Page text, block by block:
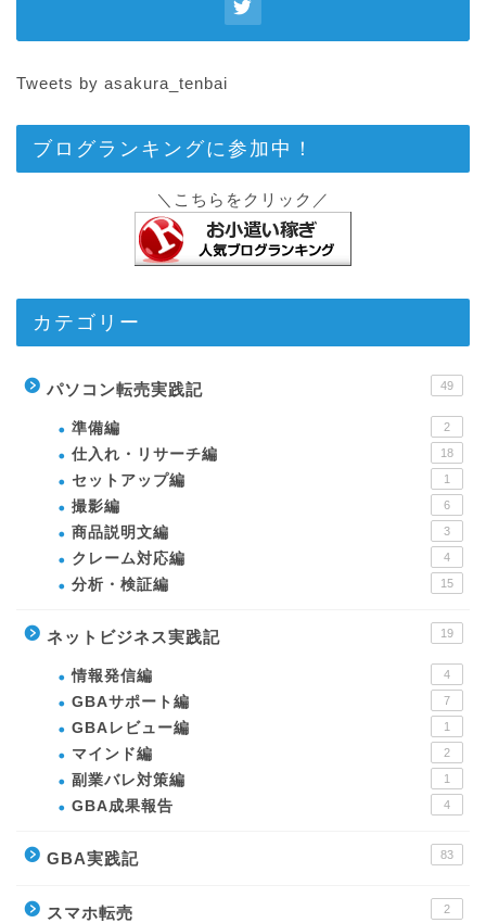
Tweets by asakura_tenbai
ブログランキングに参加中！
＼こちらをクリック／
カテゴリー
パソコン転売実践記 49
準備編 2
仕入れ・リサーチ編 18
セットアップ編 1
撮影編 6
商品説明文編 3
クレーム対応編 4
分析・検証編 15
ネットビジネス実践記 19
情報発信編 4
GBAサポート編 7
GBAレビュー編 1
マインド編 2
副業バレ対策編 1
GBA成果報告 4
GBA実践記 83
スマホ転売 2